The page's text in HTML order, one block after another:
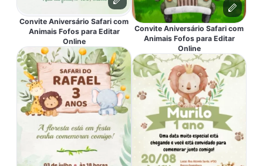
Convite Aniversário Safari com
Animais Fofos para Editar
Online
Convite Aniversário Safari com
Animais Fofos para Editar
Online